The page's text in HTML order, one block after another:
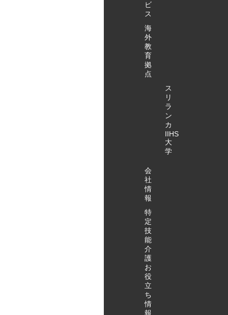
ビ
ス
海
外
教
育
拠
点
ス
リ
ラ
ン
カ
IIHS
大
学
会
社
情
報
特
定
技
能
介
護
お
役
立
ち
情
報